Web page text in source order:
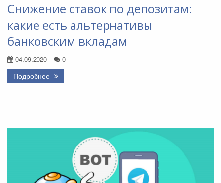
Снижение ставок по депозитам:
какие есть альтернативы
банковским вкладам
04.09.2020 0
Подробнее